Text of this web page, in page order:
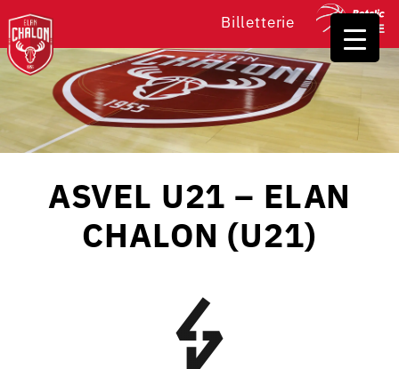
Billetterie
ASVEL U21 – ELAN
CHALON (U21)